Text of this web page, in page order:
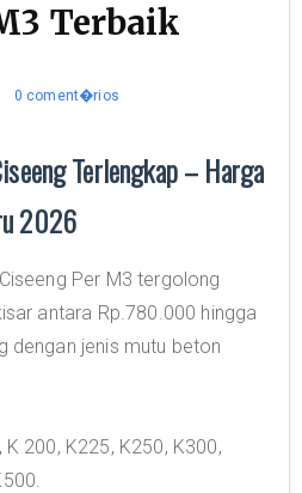
Terbaik
0 coment�rios
Terlengkap – Harga
2026
Per M3 tergolong
antara Rp.780.000 hingga
dengan jenis mutu beton
200, K225, K250, K300,